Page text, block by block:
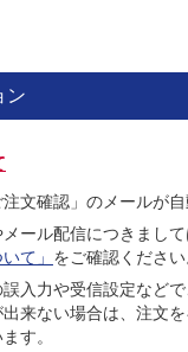
ン
文確認」のメールが自
メール配信につきまし
て」 をご確認ください
誤入力や受信設定など
来ない場合は、注文
す。